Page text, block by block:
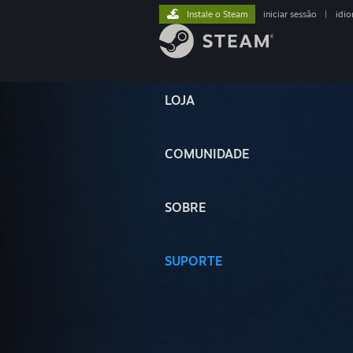
LOJA
COMUNIDADE
SOBRE
SUPORTE
Instale o Steam iniciar sessão